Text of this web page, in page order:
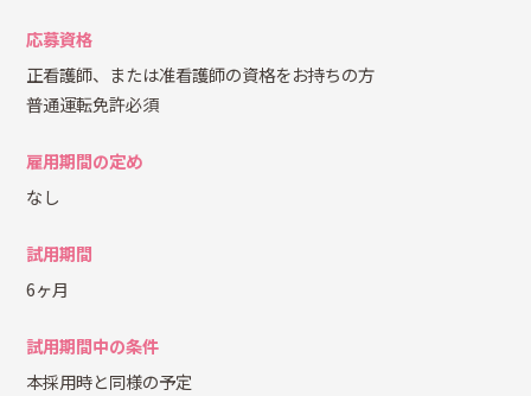
応募資格
正看護師、または准看護師の資格をお持ちの方
普通運転免許必須
雇用期間の定め
なし
試用期間
6ヶ月
試用期間中の条件
本採用時と同様の予定